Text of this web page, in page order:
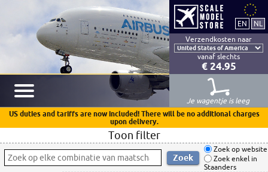
Verzendkosten naar
vanaf slechts
€ 24.95
Je wagentje is leeg
US duties and tariffs are now included! There will be no additional charges
upon delivery.
Toon filter
Zoek op website
Zoek enkel in
Staanders